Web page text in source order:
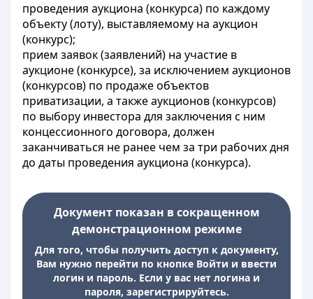
проведения аукциона (конкурса) по каждому
объекту (лоту), выставляемому на аукцион
(конкурс);
прием заявок (заявлений) на участие в
аукционе (конкурсе), за исключением аукционов
(конкурсов) по продаже объектов
приватизации, а также аукционов (конкурсов)
по выбору инвестора для заключения с ним
концессионного договора, должен
заканчиваться не ранее чем за три рабочих дня
до даты проведения аукциона (конкурса).
Документ показан в сокращенном
демонстрационном режиме
Для того, чтобы получить доступ к документу,
Вам нужно перейти по кнопке Войти и ввести
логин и пароль. Если у вас нет логина и
пароля, зарегистрируйтесь.